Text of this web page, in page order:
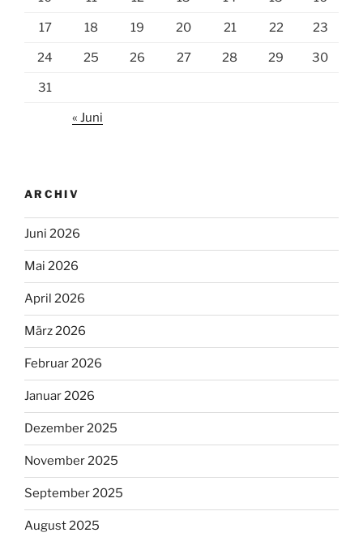
17 18 19 20 21 22 23
24 25 26 27 28 29 30
31
« Juni
ARCHIV
Juni 2026
Mai 2026
April 2026
März 2026
Februar 2026
Januar 2026
Dezember 2025
November 2025
September 2025
August 2025